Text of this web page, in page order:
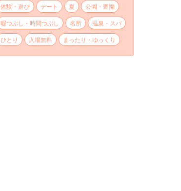
体験・遊び デート 夏
公園・庭園
暇つぶし・時間つぶし
名所
温泉・スパ
ひとり
入場無料 まったり・ゆっくり